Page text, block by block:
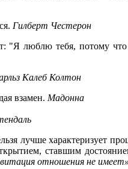
Гилберт Честерон
"Я люблю тебя, потому
Калеб Колтон
взамен. Мадонна
лучше характеризует
ставшим
отношения не имеет»